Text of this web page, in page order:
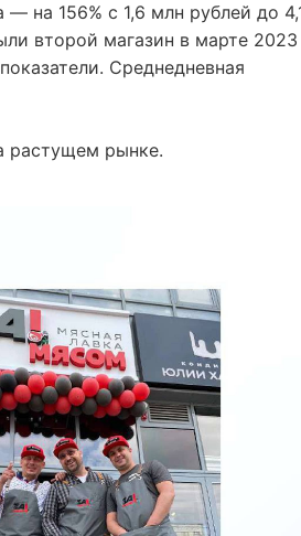
на 156% с 1,6 млн рублей до
второй магазин в марте 2023
Среднедневная
растущем рынке.